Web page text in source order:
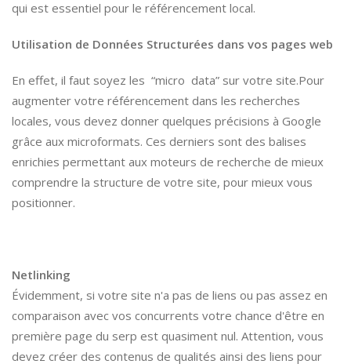
qui est essentiel pour le référencement local.
Utilisation de Données Structurées dans vos pages web
En effet, il faut soyez les “micro data” sur votre site.Pour
augmenter votre référencement dans les recherches
locales, vous devez donner quelques précisions à Google
grâce aux microformats. Ces derniers sont des balises
enrichies permettant aux moteurs de recherche de mieux
comprendre la structure de votre site, pour mieux vous
positionner.
Netlinking
Évidemment, si votre site n'a pas de liens ou pas assez en
comparaison avec vos concurrents votre chance d'être en
première page du serp est quasiment nul. Attention, vous
devez créer des contenus de qualités ainsi des liens pour